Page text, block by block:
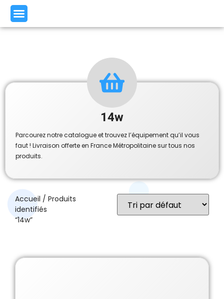
14w
Parcourez notre catalogue et trouvez l’équipement qu’il vous
faut ! Livraison offerte en France Métropolitaine sur tous nos
produits.
Accueil / Produits
identifiés
“14w”